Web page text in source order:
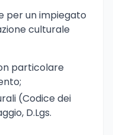
per un impiegato
culturale
particolare
(Codice dei
D.Lgs.